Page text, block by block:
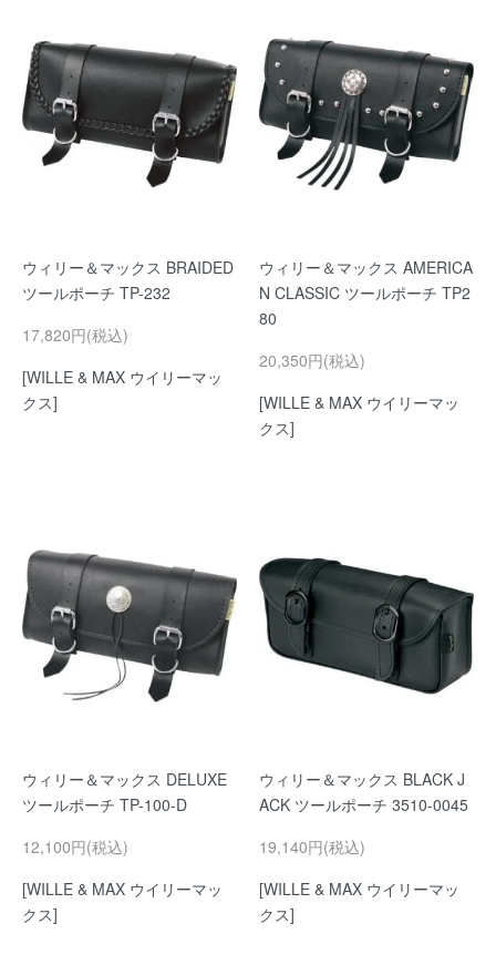
ウィリー＆マックス BRAIDED
ツールポーチ TP-232
17,820円(税込)
[WILLE & MAX ウイリーマッ
クス]
ウィリー＆マックス AMERICA
N CLASSIC ツールポーチ TP2
80
20,350円(税込)
[WILLE & MAX ウイリーマッ
クス]
ウィリー＆マックス DELUXE
ツールポーチ TP-100-D
12,100円(税込)
[WILLE & MAX ウイリーマッ
クス]
ウィリー＆マックス BLACK J
ACK ツールポーチ 3510-0045
19,140円(税込)
[WILLE & MAX ウイリーマッ
クス]